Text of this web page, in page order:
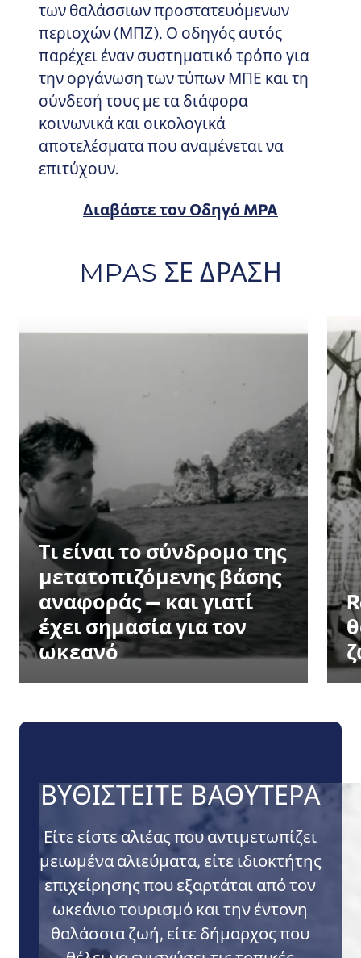
των θαλάσσιων προστατευόμενων
περιοχών (ΜΠΖ). Ο οδηγός αυτός
παρέχει έναν συστηματικό τρόπο για
την οργάνωση των τύπων ΜΠΕ και τη
σύνδεσή τους με τα διάφορα
κοινωνικά και οικολογικά
αποτελέσματα που αναμένεται να
επιτύχουν.
Διαβάστε τον Οδηγό MPA
MPAS ΣΕ ΔΡΑΣΗ
Τι είναι το σύνδρομο της μετατοπιζόμενης
Τι είναι το σύνδρομο της
μετατοπιζόμενης βάσης
αναφοράς — και γιατί
έχει σημασία για τον
ωκεανό
ΒΥΘΙΣΤΕΊΤΕ ΒΑΘΎΤΕΡΑ
Είτε είστε αλιέας που αντιμετωπίζει
μειωμένα αλιεύματα, είτε ιδιοκτήτης
επιχείρησης που εξαρτάται από τον
ωκεάνιο τουρισμό και την έντονη
θαλάσσια ζωή, είτε δήμαρχος που